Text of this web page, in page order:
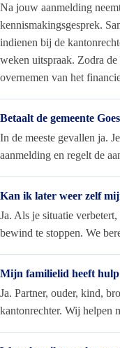
Na jouw aanmelding
kennismakingsgesprek.
indienen bij de
weken uitspraak. Zodra
overnemen van het
Betaalt de gemeente
In de meeste gevallen ja.
aanmelding en regelt de
Kan ik later weer zelf
Ja. Als je situatie
bewind te stoppen. We
Mijn familielid heeft
Ja. Partner, ouder, kind,
kantonrechter. Wij helpen